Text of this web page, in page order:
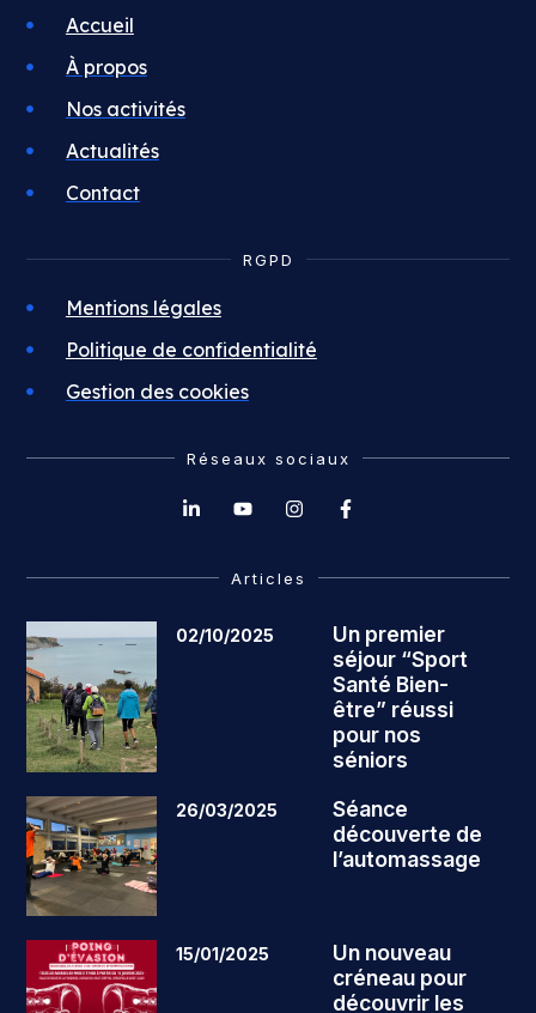
Accueil
À propos
Nos activités
Actualités
Contact
RGPD
Mentions légales
Politique de confidentialité
Gestion des cookies
Réseaux sociaux
Articles
02/10/2025
Un premier
séjour “Sport
Santé Bien-
être” réussi
pour nos
séniors
26/03/2025
Séance
découverte de
l’automassage
15/01/2025
Un nouveau
créneau pour
découvrir les